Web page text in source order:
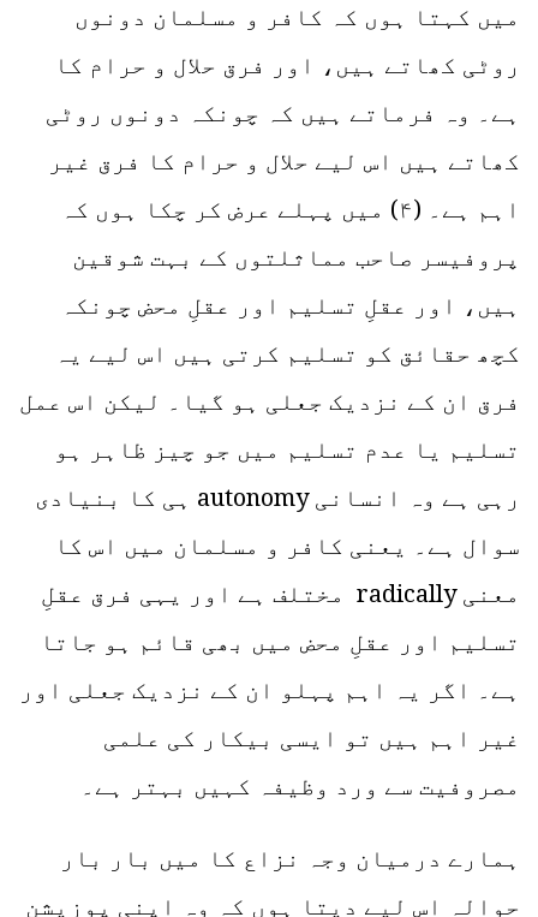
میں کہتا ہوں کہ کافر و مسلمان دونوں
روٹی کھاتے ہیں، اور فرق حلال و حرام کا
ہے۔ وہ فرماتے ہیں کہ چونکہ دونوں روٹی
کھاتے ہیں اس لیے حلال و حرام کا فرق غیر
اہم ہے۔ (۴) میں پہلے عرض کر چکا ہوں کہ
پروفیسر صاحب مماثلتوں کے بہت شوقین
ہیں، اور عقلِ تسلیم اور عقلِ محض چونکہ
کچھ حقائق کو تسلیم کرتی ہیں اس لیے یہ
فرق ان کے نزدیک جعلی ہو گیا۔ لیکن اس عمل
تسلیم یا عدم تسلیم میں جو چیز ظاہر ہو
رہی ہے وہ انسانی autonomy ہی کا بنیادی
سوال ہے۔ یعنی کافر و مسلمان میں اس کا
معنی radically مختلف ہے اور یہی فرق عقلِ
تسلیم اور عقلِ محض میں بھی قائم ہو جاتا
ہے۔ اگر یہ اہم پہلو ان کے نزدیک جعلی اور
غیر اہم ہیں تو ایسی بیکار کی علمی
مصروفیت سے ورد وظیفہ کہیں بہتر ہے۔
ہمارے درمیان وجہ نزاع کا میں بار بار
حوالہ اس لیے دیتا ہوں کہ وہ اپنی پوزیشن